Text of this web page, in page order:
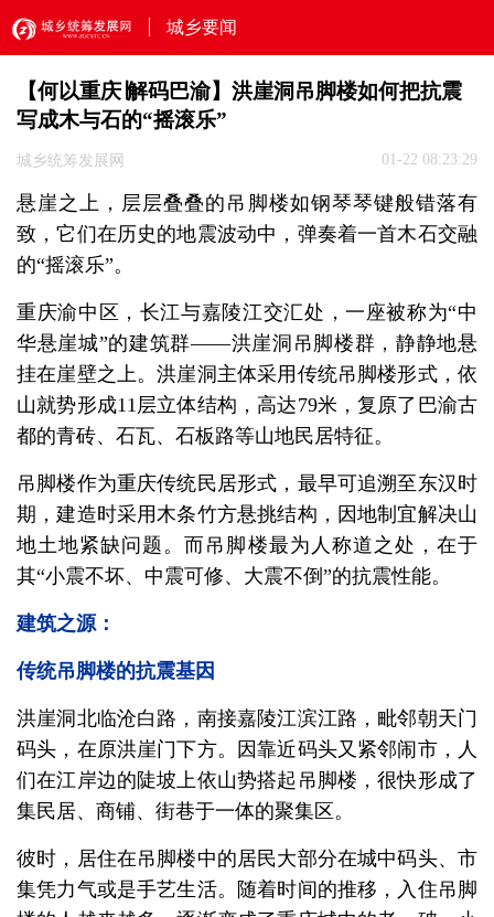
城乡要闻
【何以重庆∣解码巴渝】洪崖洞吊脚楼如何把抗震
写成木与石的“摇滚乐”
城乡统筹发展网 01-22 08:23:29
悬崖之上，层层叠叠的吊脚楼如钢琴琴键般错落有
致，它们在历史的地震波动中，弹奏着一首木石交融
的“摇滚乐”。
重庆渝中区，长江与嘉陵江交汇处，一座被称为“中
华悬崖城”的建筑群——洪崖洞吊脚楼群，静静地悬
挂在崖壁之上。洪崖洞主体采用传统吊脚楼形式，依
山就势形成11层立体结构，高达79米，复原了巴渝古
都的青砖、石瓦、石板路等山地民居特征。
吊脚楼作为重庆传统民居形式，最早可追溯至东汉时
期，建造时采用木条竹方悬挑结构，因地制宜解决山
地土地紧缺问题。而吊脚楼最为人称道之处，在于
其“小震不坏、中震可修、大震不倒”的抗震性能。
建筑之源：
传统吊脚楼的抗震基因
洪崖洞北临沧白路，南接嘉陵江滨江路，毗邻朝天门
码头，在原洪崖门下方。因靠近码头又紧邻闹市，人
们在江岸边的陡坡上依山势搭起吊脚楼，很快形成了
集民居、商铺、街巷于一体的聚集区。
彼时，居住在吊脚楼中的居民大部分在城中码头、市
集凭力气或是手艺生活。随着时间的推移，入住吊脚